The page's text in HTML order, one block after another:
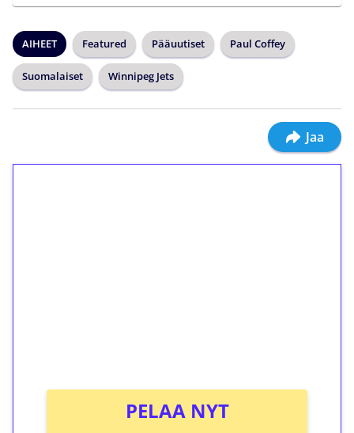
AIHEET Featured Pääuutiset Paul Coffey
Suomalaiset Winnipeg Jets
Jaa
PELAA NYT